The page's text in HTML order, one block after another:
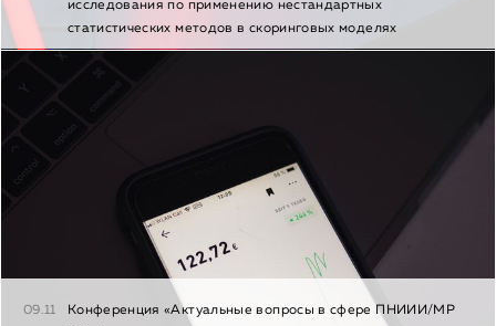
исследования по применению нестандартных
статистических методов в скоринговых моделях
09.11
Конференция «Актуальные вопросы в сфере ПНИИИ/МР